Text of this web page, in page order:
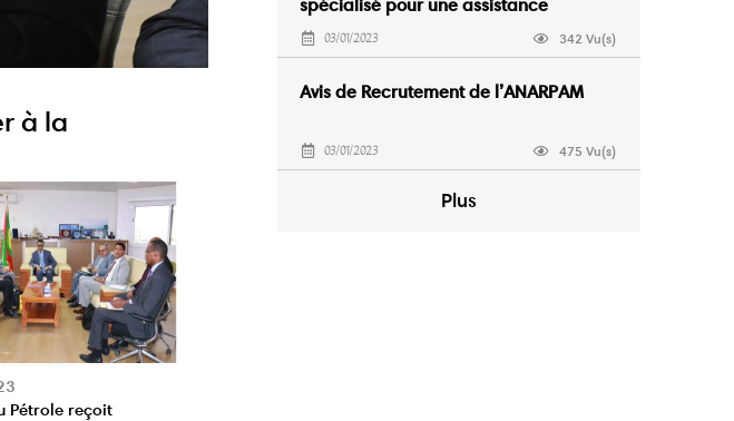
à la
Pétrole reçoit
spécialisé pour une assistance
juridique
03/01/2023 342 Vu(s)
Avis de Recrutement de l’ANARPAM
03/01/2023 475 Vu(s)
Plus